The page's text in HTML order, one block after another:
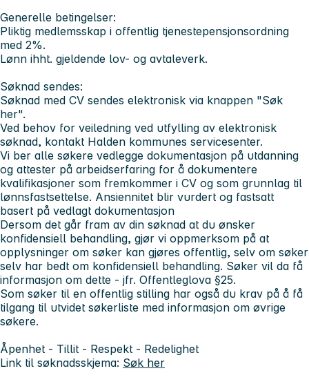
Generelle betingelser:
Pliktig medlemsskap i offentlig tjenestepensjonsordning
med 2%.
Lønn ihht. gjeldende lov- og avtaleverk.
Søknad sendes:
Søknad med CV sendes elektronisk via knappen "Søk
her".
Ved behov for veiledning ved utfylling av elektronisk
søknad, kontakt Halden kommunes servicesenter.
Vi ber alle søkere vedlegge dokumentasjon på utdanning
og attester på arbeidserfaring for å dokumentere
kvalifikasjoner som fremkommer i CV og som grunnlag til
lønnsfastsettelse. Ansiennitet blir vurdert og fastsatt
basert på vedlagt dokumentasjon
Dersom det går fram av din søknad at du ønsker
konfidensiell behandling, gjør vi oppmerksom på at
opplysninger om søker kan gjøres offentlig, selv om søker
selv har bedt om konfidensiell behandling. Søker vil da få
informasjon om dette - jfr. Offentleglova §25.
Som søker til en offentlig stilling har også du krav på å få
tilgang til utvidet søkerliste med informasjon om øvrige
søkere.
Åpenhet - Tillit - Respekt - Redelighet
Link til søknadsskjema: Søk her